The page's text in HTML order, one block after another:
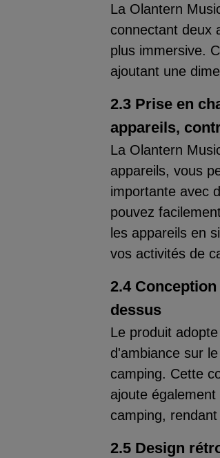
La Olantern
connectant deux
plus immersive.
ajoutant une
2.3 Prise en
appareils,
La Olantern
appareils, vous
importante avec
pouvez
les appareils en
vos activités de
2.4
dessus
Le produit
d'ambiance sur
camping. Cette
ajoute
camping,
2.5 Design